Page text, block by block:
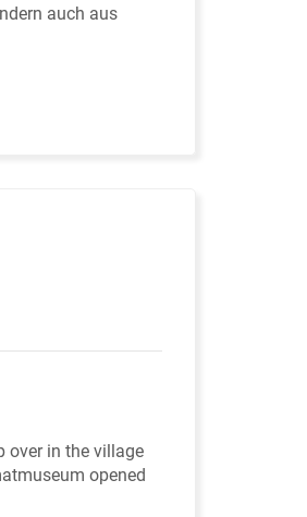
auch aus
over in the village
opened